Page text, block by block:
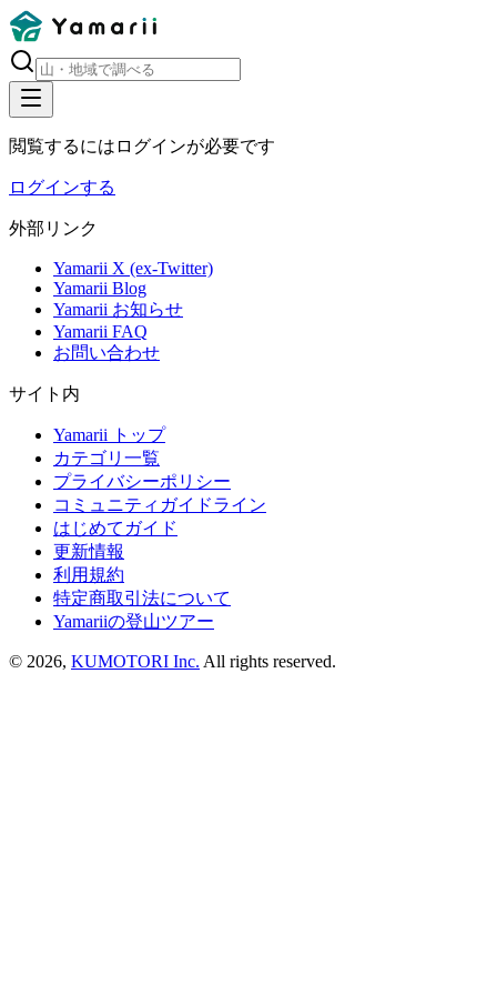
閲覧するにはログインが必要です
ログインする
外部リンク
Yamarii X (ex-Twitter)
Yamarii Blog
Yamarii お知らせ
Yamarii FAQ
お問い合わせ
サイト内
Yamarii トップ
カテゴリ一覧
プライバシーポリシー
コミュニティガイドライン
はじめてガイド
更新情報
利用規約
特定商取引法について
Yamariiの登山ツアー
© 2026, KUMOTORI Inc. All rights reserved.